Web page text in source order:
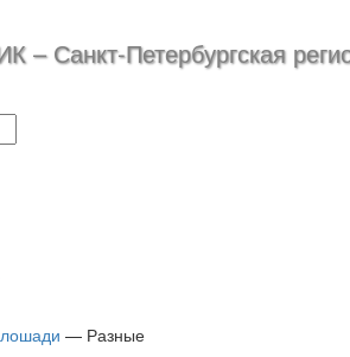
– Санкт-Петербургская
— Разные